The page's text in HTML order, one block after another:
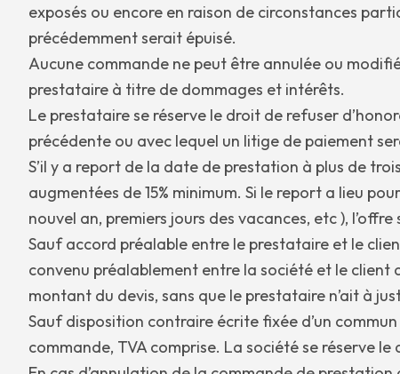
exposés ou encore en raison de circonstances
précédemment serait épuisé.
Aucune commande ne peut être annulée ou
prestataire à titre de dommages et intérêts.
Le prestataire se réserve le droit de refuser
précédente ou avec lequel un litige de paiement
S’il y a report de la date de prestation à plus de
augmentées de 15% minimum. Si le report a lieu
nouvel an, premiers jours des vacances, etc ),
Sauf accord préalable entre le prestataire et le
convenu préalablement entre la société et le client
montant du devis, sans que le prestataire n’ait à
Sauf disposition contraire écrite fixée d’un
commande, TVA comprise. La société se réserve